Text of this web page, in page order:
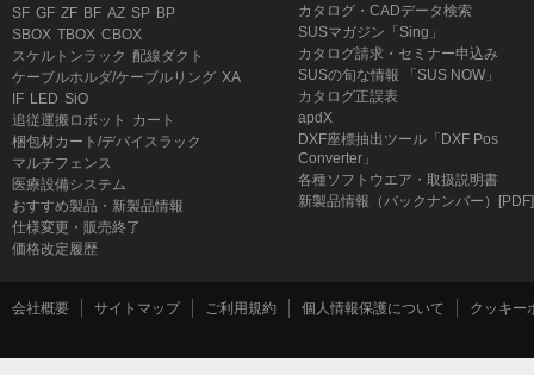
SF GF ZF BF AZ SP BP
SBOX TBOX CBOX
スケルトンラック 配線ダクト
ケーブルホルダ/ケーブルリング XA
IF LED SiO
追従運搬ロボット
カート
梱包材カート/デバイスラック
マルチフェンス
医療設備システム
おすすめ製品・新製品情報
仕様変更・販売終了
価格改定履歴
カタログ・CADデータ検索
SUSマガジン「Sing」
カタログ請求・セミナー申込み
SUSの旬な情報 「SUS NOW」
カタログ正誤表
apdX
DXF座標抽出ツール「DXF Pos
Converter」
各種ソフトウエア・取扱説明書
新製品情報（バックナンバー）[PDF]
会社概要 サイトマップ ご利用規約 個人情報保護について クッキー